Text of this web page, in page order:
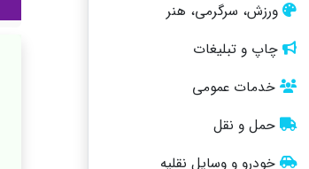
ورزش، سرگرمی، هنر
چاپ و تبلیغات
خدمات عمومی
حمل و نقل
خودرو و وسایل نقلیه